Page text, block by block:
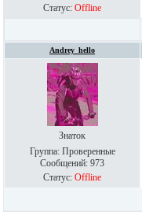
Статус: Offline
Andrey_hello
Знаток
Группа: Проверенные
Сообщений: 973
Статус: Offline